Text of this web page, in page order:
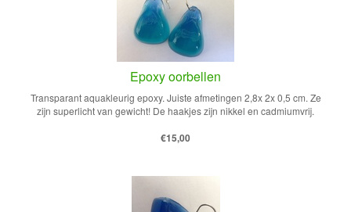
Epoxy oorbellen
Transparant aquakleurig epoxy. Juiste afmetingen 2,8x 2x 0,5 cm. Ze
zijn superlicht van gewicht! De haakjes zijn nikkel en cadmiumvrij.
€15,00